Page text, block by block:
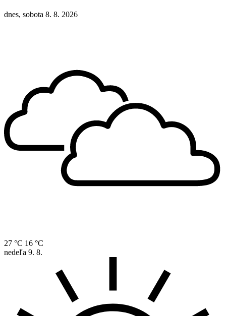
dnes, sobota 8. 8. 2026
27 °C 16 °C
nedeľa 9. 8.